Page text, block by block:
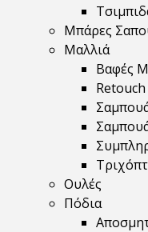
Μπάρες
Μαλλιά
Βαφές
Ουλές
Πόδια